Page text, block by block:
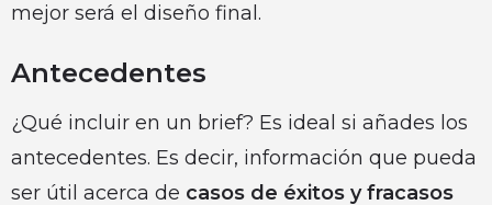
mejor será el diseño final.
Antecedentes
¿Qué incluir en un brief? Es ideal si añades los
antecedentes. Es decir, información que pueda
ser útil acerca de casos de éxitos y fracasos